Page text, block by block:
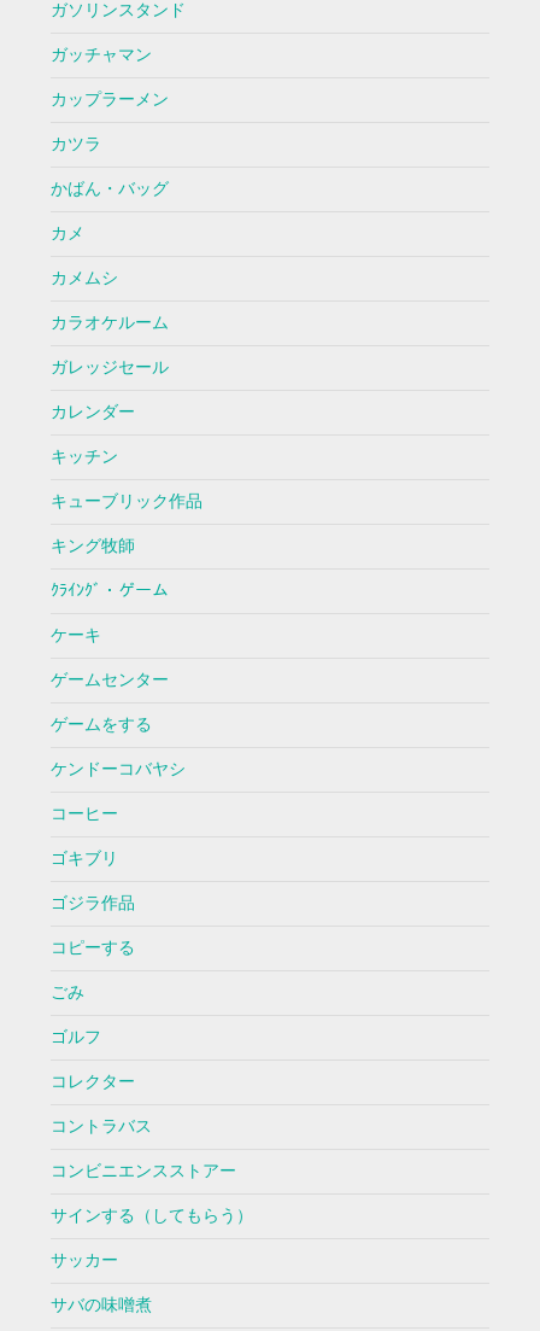
ガソリンスタンド
ガッチャマン
カップラーメン
カツラ
かばん・バッグ
カメ
カメムシ
カラオケルーム
ガレッジセール
カレンダー
キッチン
キューブリック作品
キング牧師
ｸﾗｲﾝｸﾞ・ゲーム
ケーキ
ゲームセンター
ゲームをする
ケンドーコバヤシ
コーヒー
ゴキブリ
ゴジラ作品
コピーする
ごみ
ゴルフ
コレクター
コントラバス
コンビニエンスストアー
サインする（してもらう）
サッカー
サバの味噌煮